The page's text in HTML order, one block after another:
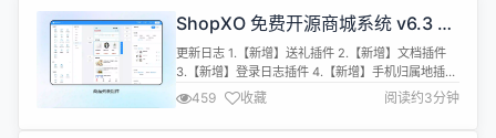
ShopXO 免费开源商城系统 v6.3 版
本已发布、事半功倍
更新日志 1.【新增】送礼插件 2.【新增】文档插件
3.【新增】登录日志插件 4.【新增】手机归属地插件
5.【新增】DIY可视化装修手机端 6.【新增】支持手
机端底部菜单支持DIY管理 7.【新增】后台查看错误
日志 8.【新增】token生成规则配置 9.【新增】图片
459 收藏 阅读约3分钟